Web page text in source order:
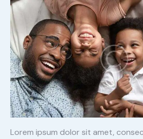
Lorem ipsum dolor sit amet,